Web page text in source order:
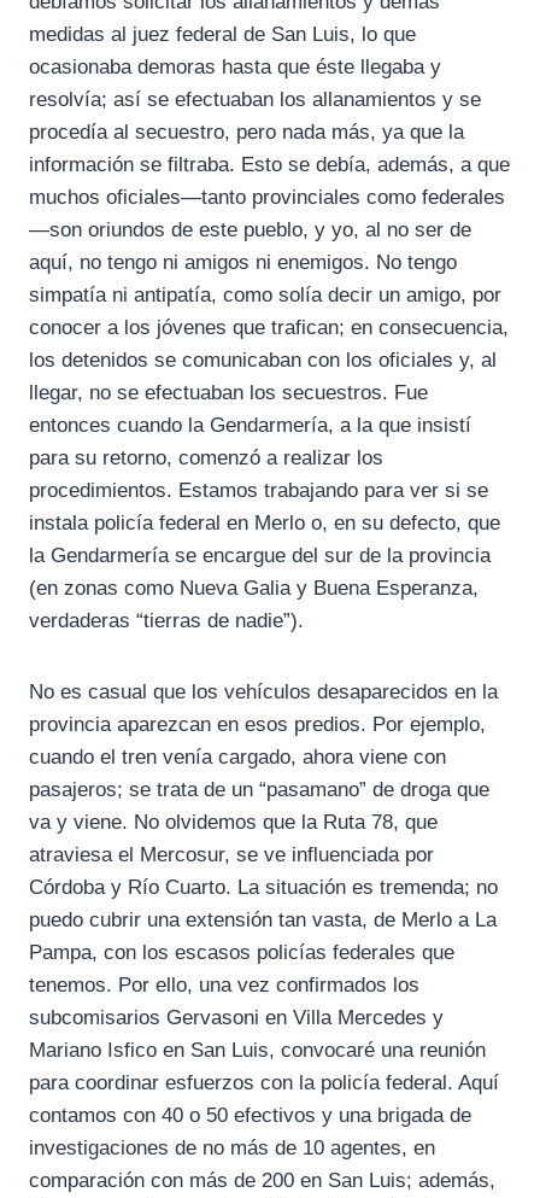
medidas al juez federal de San Luis, lo que
ocasionaba demoras hasta que éste llegaba y
resolvía; así se efectuaban los allanamientos y se
procedía al secuestro, pero nada más, ya que la
información se filtraba. Esto se debía, además, a que
muchos oficiales—tanto provinciales como federales
—son oriundos de este pueblo, y yo, al no ser de
aquí, no tengo ni amigos ni enemigos. No tengo
simpatía ni antipatía, como solía decir un amigo, por
conocer a los jóvenes que trafican; en consecuencia,
los detenidos se comunicaban con los oficiales y, al
llegar, no se efectuaban los secuestros. Fue
entonces cuando la Gendarmería, a la que insistí
para su retorno, comenzó a realizar los
procedimientos. Estamos trabajando para ver si se
instala policía federal en Merlo o, en su defecto, que
la Gendarmería se encargue del sur de la provincia
(en zonas como Nueva Galia y Buena Esperanza,
verdaderas “tierras de nadie”).
No es casual que los vehículos desaparecidos en la
provincia aparezcan en esos predios. Por ejemplo,
cuando el tren venía cargado, ahora viene con
pasajeros; se trata de un “pasamano” de droga que
va y viene. No olvidemos que la Ruta 78, que
atraviesa el Mercosur, se ve influenciada por
Córdoba y Río Cuarto. La situación es tremenda; no
puedo cubrir una extensión tan vasta, de Merlo a La
Pampa, con los escasos policías federales que
tenemos. Por ello, una vez confirmados los
subcomisarios Gervasoni en Villa Mercedes y
Mariano Isfico en San Luis, convocaré una reunión
para coordinar esfuerzos con la policía federal. Aquí
contamos con 40 o 50 efectivos y una brigada de
investigaciones de no más de 10 agentes, en
comparación con más de 200 en San Luis; además,